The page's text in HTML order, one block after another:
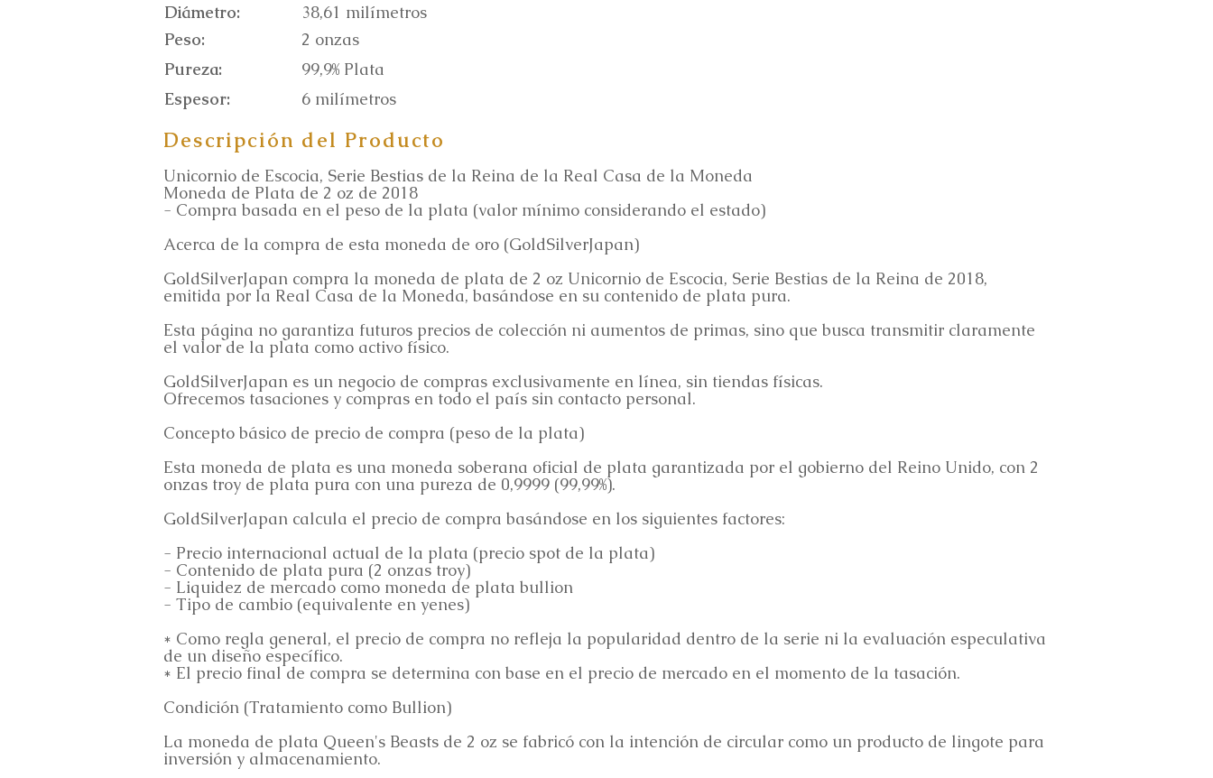
Diámetro:
38,61 milímetros
Peso:
2 onzas
Pureza:
99,9% Plata
Espesor:
6 milímetros
Descripción del Producto
Unicornio de Escocia, Serie Bestias de la Reina de la Real Casa de la Moneda
Moneda de Plata de 2 oz de 2018
- Compra basada en el peso de la plata (valor mínimo considerando el estado)
Acerca de la compra de esta moneda de oro (GoldSilverJapan)
GoldSilverJapan compra la moneda de plata de 2 oz Unicornio de Escocia, Serie Bestias de la Reina de 2018,
emitida por la Real Casa de la Moneda, basándose en su contenido de plata pura.
Esta página no garantiza futuros precios de colección ni aumentos de primas, sino que busca transmitir claramente
el valor de la plata como activo físico.
GoldSilverJapan es un negocio de compras exclusivamente en línea, sin tiendas físicas.
Ofrecemos tasaciones y compras en todo el país sin contacto personal.
Concepto básico de precio de compra (peso de la plata)
Esta moneda de plata es una moneda soberana oficial de plata garantizada por el gobierno del Reino Unido, con 2
onzas troy de plata pura con una pureza de 0,9999 (99,99%).
GoldSilverJapan calcula el precio de compra basándose en los siguientes factores:
- Precio internacional actual de la plata (precio spot de la plata)
- Contenido de plata pura (2 onzas troy)
- Liquidez de mercado como moneda de plata bullion
- Tipo de cambio (equivalente en yenes)
* Como regla general, el precio de compra no refleja la popularidad dentro de la serie ni la evaluación especulativa
de un diseño específico.
* El precio final de compra se determina con base en el precio de mercado en el momento de la tasación.
Condición (Tratamiento como Bullion)
La moneda de plata Queen's Beasts de 2 oz se fabricó con la intención de circular como un producto de lingote para
inversión y almacenamiento.